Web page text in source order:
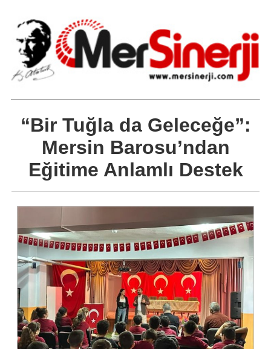
“Bir Tuğla da Geleceğe”:
Mersin Barosu’ndan
Eğitime Anlamlı Destek